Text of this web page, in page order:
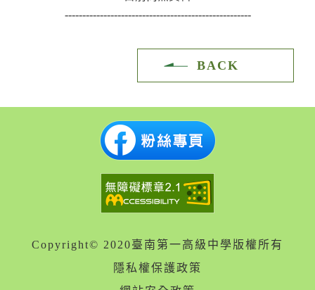
-----------------------------------------------------
BACK
Copyright© 2020臺南第一高級中學版權所有
隱私權保護政策